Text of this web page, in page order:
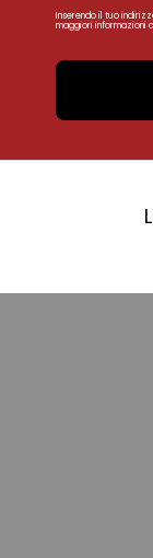
Inserendo il tuo
maggiori informazioni